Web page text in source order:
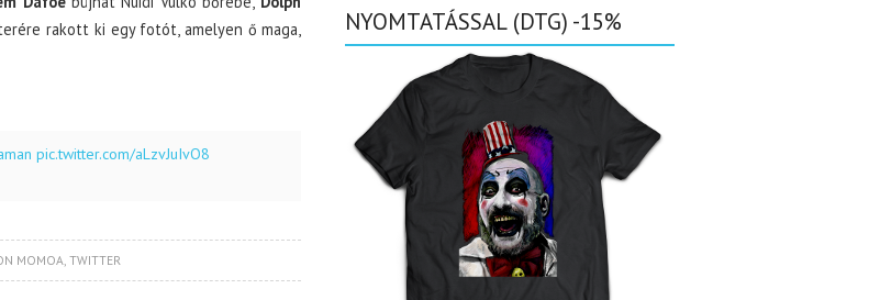
rakott ki egy fotót, amelyen ő maga,
pic.twitter.com/aLzvJuIvO8
MOMOA, TWITTER
NYOMTATÁSSAL (DTG) -15%